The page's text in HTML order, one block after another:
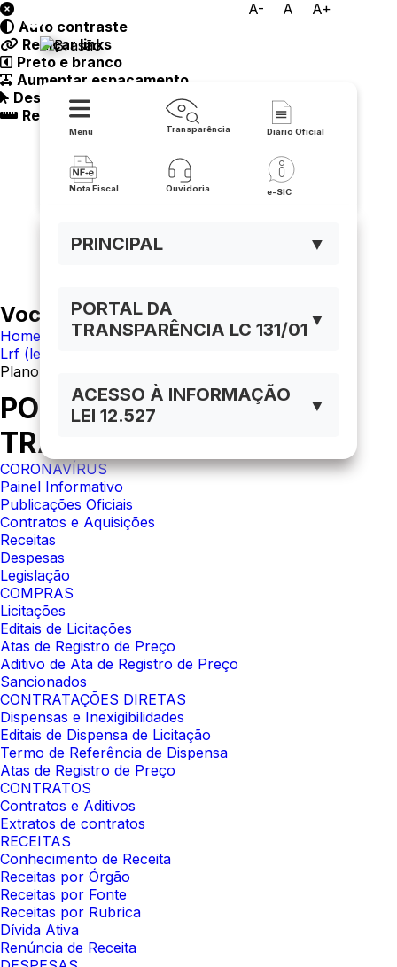
A- A A+
Menu Transparência Diário Oficial
Nota Fiscal Ouvidoria e-SIC
PRINCIPAL ▼
PORTAL DA
TRANSPARÊNCIA LC 131/01 ▼
ACESSO À INFORMAÇÃO
LEI 12.527
▼
Auto contraste
Realçar links
Preto e branco
Aumentar espaçamento
Destacando cursor
Regua guia
Você está navegando em:
Home
Lrf (lei de responsabilidade fiscal)
Plano Plurianual (PPA) (Documentos)
PORTAL DA
TRANSPARÊNCIA
CORONAVÍRUS
Painel Informativo
Publicações Oficiais
Contratos e Aquisições
Receitas
Despesas
Legislação
COMPRAS
Licitações
Editais de Licitações
Atas de Registro de Preço
Aditivo de Ata de Registro de Preço
Sancionados
CONTRATAÇÕES DIRETAS
Dispensas e Inexigibilidades
Editais de Dispensa de Licitação
Termo de Referência de Dispensa
Atas de Registro de Preço
CONTRATOS
Contratos e Aditivos
Extratos de contratos
RECEITAS
Conhecimento de Receita
Receitas por Órgão
Receitas por Fonte
Receitas por Rubrica
Dívida Ativa
Renúncia de Receita